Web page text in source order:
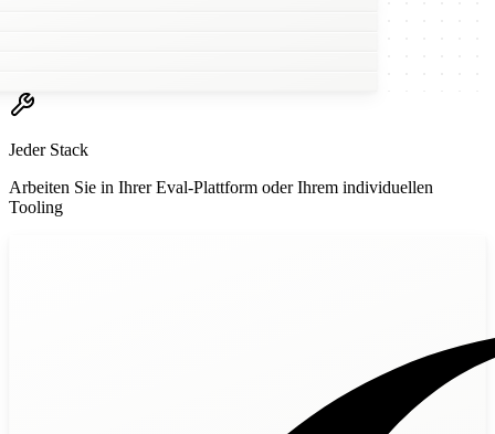
Jeder Stack
Arbeiten Sie in Ihrer Eval-Plattform oder Ihrem individuellen
Tooling